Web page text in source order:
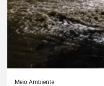
Meio Ambiente